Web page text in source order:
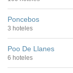
Poncebos
3 hoteles
Poo De Llanes
6 hoteles